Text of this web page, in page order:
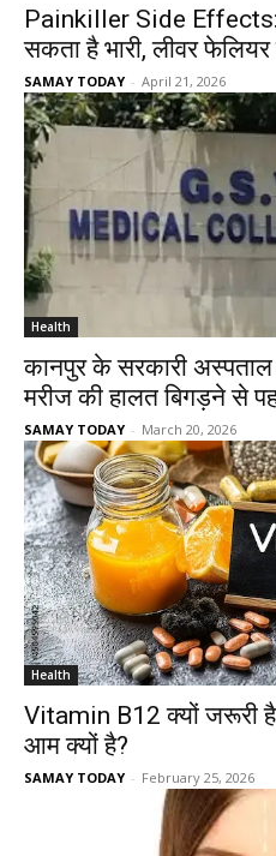
Painkiller Side Effects:
सकता है भारी, लीवर
SAMAY TODAY - April 21, 2026
Health
कानपुर के सरकारी अस्पताल
मरीज की हालत बिगड़ने से
SAMAY TODAY - March 20, 2026
Health
Vitamin B12 क्यों जरूरी
आम क्यों है?
SAMAY TODAY - February 25, 2026